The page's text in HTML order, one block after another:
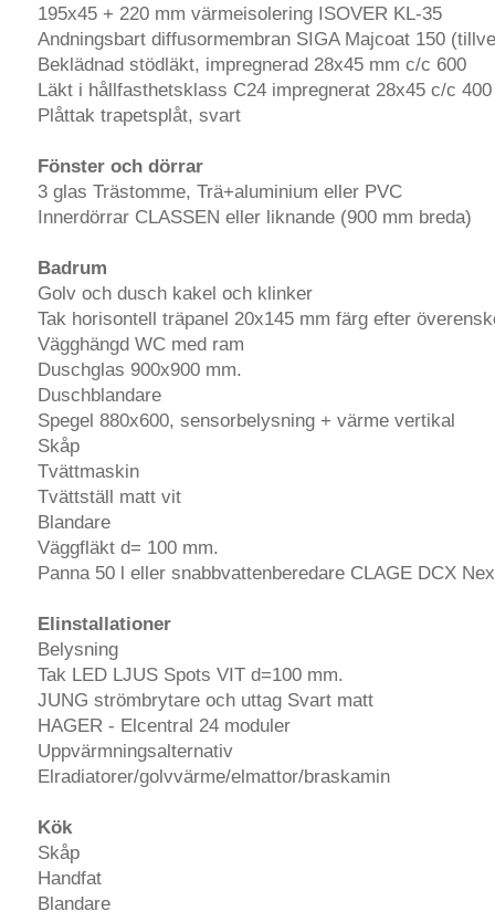
195x45 + 220 mm värmeisolering ISOVER KL-35
Andningsbart diffusormembran SIGA Majcoat 150
Beklädnad stödläkt, impregnerad 28x45 mm c/c 600
Läkt i hållfasthetsklass C24 impregnerat 28x45 c/c 400
Plåttak trapetsplåt, svart
Fönster och dörrar
3 glas Trästomme, Trä+aluminium eller PVC
Innerdörrar CLASSEN eller liknande (900 mm breda)
Badrum
Golv och dusch kakel och klinker
Tak horisontell träpanel 20x145 mm färg efter
Vägghängd WC med ram
Duschglas 900x900 mm.
Duschblandare
Spegel 880x600, sensorbelysning + värme vertikal
Skåp
Tvättmaskin
Tvättställ matt vit
Blandare
Väggfläkt d= 100 mm.
Panna 50 l eller snabbvattenberedare CLAGE DCX
Elinstallationer
Belysning
Tak LED LJUS Spots VIT d=100 mm.
JUNG strömbrytare och uttag Svart matt
HAGER - Elcentral 24 moduler
Uppvärmningsalternativ
Elradiatorer/golvvärme/elmattor/braskamin
Kök
Skåp
Handfat
Blandare